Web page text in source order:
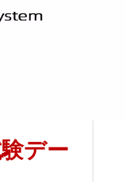
デー